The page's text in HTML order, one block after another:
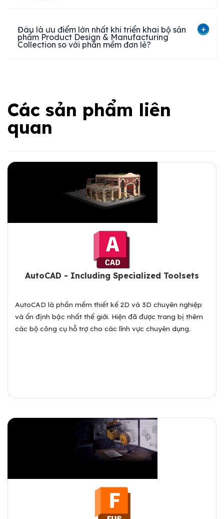
Đâu là ưu điểm lớn nhất khi triển khai bộ sản
phẩm Product Design & Manufacturing
Collection so với phần mềm đơn lẻ?
Các sản phẩm liên
quan
AutoCAD - Including Specialized Toolsets
AutoCAD là phần mềm thiết kế 2D và 3D chuyên nghiệp
và ổn định bậc nhất thế giới. Hiện đã được trang bị thêm
các bộ công cụ hỗ trợ cho các lĩnh vực chuyên dụng.